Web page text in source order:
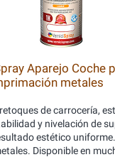
Aparejo Coche
metales
de carrocería,
y nivelación de
estético
Disponible en